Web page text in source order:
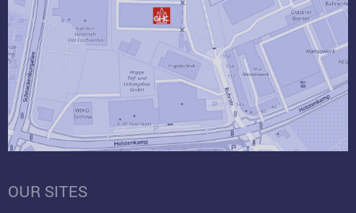
OUR SITES